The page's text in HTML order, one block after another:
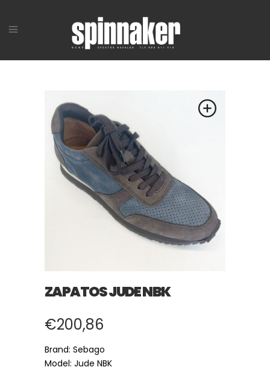
ZAPATOS JUDE NBK
€200,86
Brand: Sebago
Model: Jude NBK